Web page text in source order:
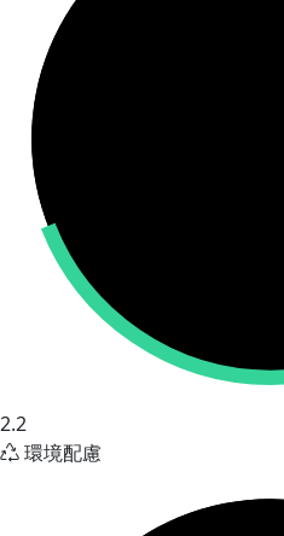
2.2
環境配慮